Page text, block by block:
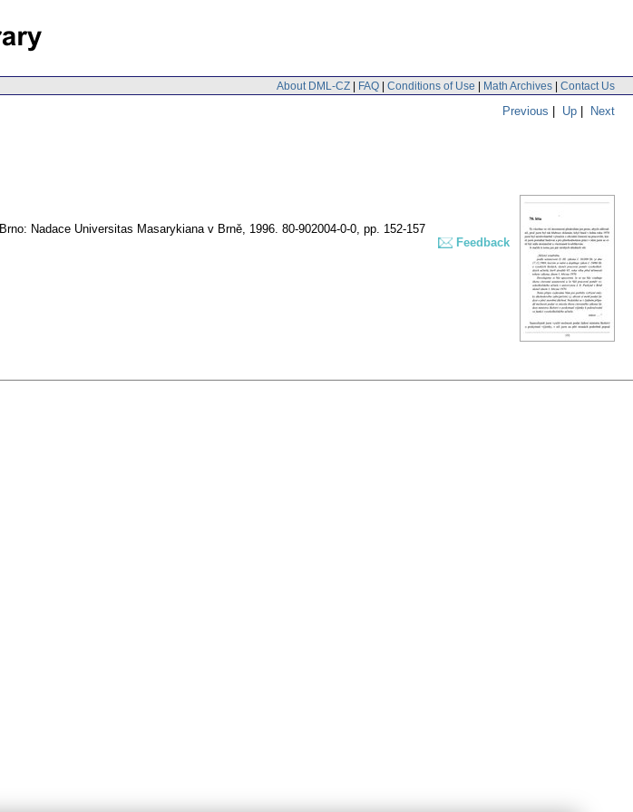
About DML-CZ | FAQ | Conditions of Use | Math Archives | Contact Us
Previous | Up | Next
Brno: Nadace Universitas Masarykiana v Brně, 1996. 80-902004-0-0, pp. 152-157
Feedback